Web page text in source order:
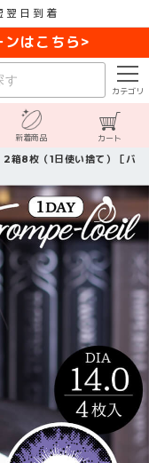
翌日到着
ンはこちら>
カテゴリ
新着商品 カート
8枚（1日使い捨て）［バ